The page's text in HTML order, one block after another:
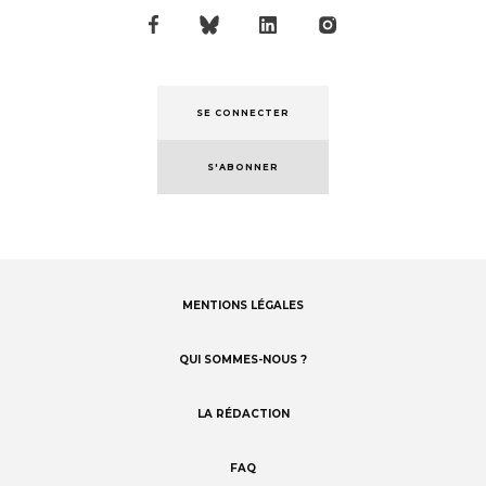
SE CONNECTER
S'ABONNER
MENTIONS LÉGALES
QUI SOMMES-NOUS ?
LA RÉDACTION
FAQ